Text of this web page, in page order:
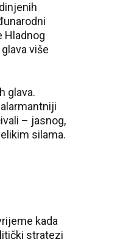
Hladnog
više
glava.
– jasnog,
silama.
kada
stratezi